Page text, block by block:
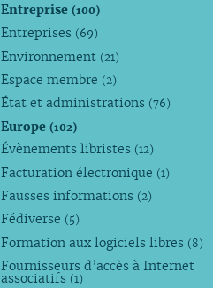
Entreprise(100)
Entreprises (69)
Environnement (21)
Espace membre (2)
État et administrations (76)
Europe(102)
Évènements libristes (12)
Facturation électronique (1)
Fausses informations (2)
Fédiverse (5)
Formation aux logiciels libres (8)
Fournisseurs d’accès à Internet
associatifs (1)